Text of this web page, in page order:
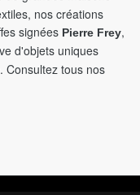
nos créations
signées Pierre Frey,
d'objets uniques
Consultez tous nos